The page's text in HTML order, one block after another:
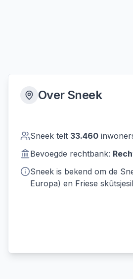
Over Sneek
Sneek telt 33.460
Bevoegde rechtbank:
Sneek is bekend om de
Europa) en Friese